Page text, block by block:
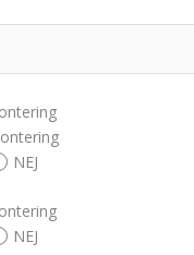
NEJ
NEJ